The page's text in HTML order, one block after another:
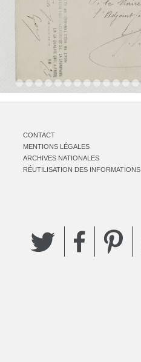
CONTACT
MENTIONS LÉGALES
ARCHIVES NATIONALES
RÉUTILISATION DES INFORMATIONS